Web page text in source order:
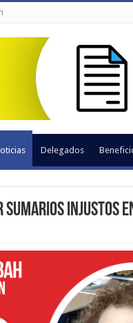
Delegados
Injustos